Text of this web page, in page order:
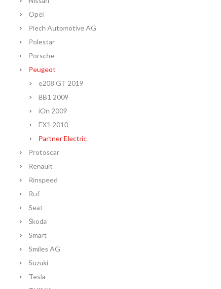
Opel
Piëch Automotive AG
Polestar
Porsche
Peugeot
e208 GT 2019
BB1 2009
iOn 2009
EX1 2010
Partner Electric
Protoscar
Renault
Rinspeed
Ruf
Seat
Škoda
Smart
Smiles AG
Suzuki
Tesla